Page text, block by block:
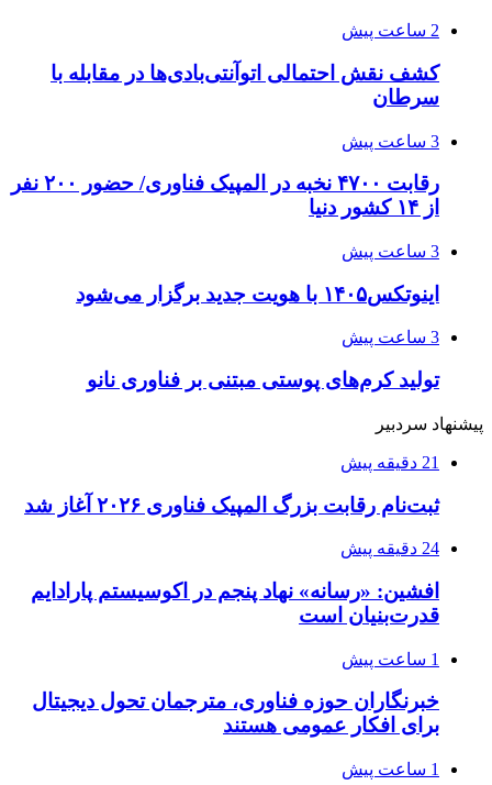
2 ساعت پیش
کشف نقش احتمالی اتوآنتی‌بادی‌ها در مقابله با
سرطان
3 ساعت پیش
رقابت ۴۷۰۰ نخبه در المپیک فناوری/ حضور ۲۰۰ نفر
از ۱۴ کشور دنیا
3 ساعت پیش
اینوتکس۱۴۰۵ با هویت جدید برگزار می‌شود
3 ساعت پیش
تولید کرم‌های پوستی مبتنی بر فناوری نانو
پیشنهاد سردبیر
21 دقیقه پیش
ثبت‌نام رقابت بزرگ المپیک فناوری ۲۰۲۶ آغاز شد
24 دقیقه پیش
افشین: «رسانه» نهاد پنجم در اکوسیستم پارادایم
قدرت‌بنیان است
1 ساعت پیش
خبرنگاران حوزه فناوری، مترجمان تحول دیجیتال
برای افکار عمومی هستند
1 ساعت پیش